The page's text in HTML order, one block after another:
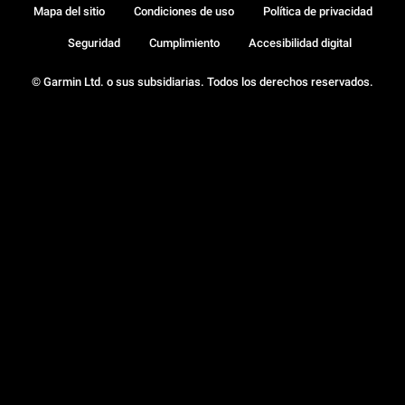
© Garmin Ltd. o sus subsidiarias. Todos los derechos reservados.
Mapa del sitio Condiciones de uso Política de privacidad
Seguridad Cumplimiento Accesibilidad digital